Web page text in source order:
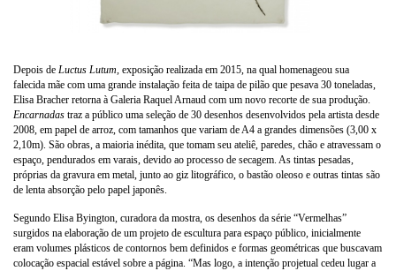
Depois de Luctus Lutum, exposição realizada em 2015, na qual homenageou sua
falecida mãe com uma grande instalação feita de taipa de pilão que pesava 30 toneladas,
Elisa Bracher retorna à Galeria Raquel Arnaud com um novo recorte de sua produção.
Encarnadas traz a público uma seleção de 30 desenhos desenvolvidos pela artista desde
2008, em papel de arroz, com tamanhos que variam de A4 a grandes dimensões (3,00 x
2,10m). São obras, a maioria inédita, que tomam seu ateliê, paredes, chão e atravessam o
espaço, pendurados em varais, devido ao processo de secagem. As tintas pesadas,
próprias da gravura em metal, junto ao giz litográfico, o bastão oleoso e outras tintas são
de lenta absorção pelo papel japonês.
Segundo Elisa Byington, curadora da mostra, os desenhos da série “Vermelhas”
surgidos na elaboração de um projeto de escultura para espaço público, inicialmente
eram volumes plásticos de contornos bem definidos e formas geométricas que buscavam
colocação espacial estável sobre a página. “Mas logo, a intenção projetual cedeu lugar a